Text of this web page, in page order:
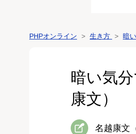
PHPオンライン 生き方 暗
暗い気
康文）
名越康文